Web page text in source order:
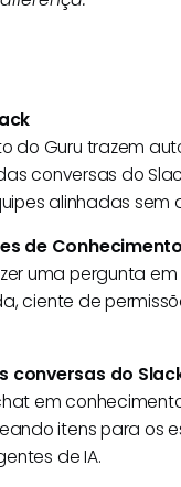
do Guru trazem
conversas do
alinhadas sem
de
uma pergunta
ciente de
conversas do
em
itens para os
de IA.